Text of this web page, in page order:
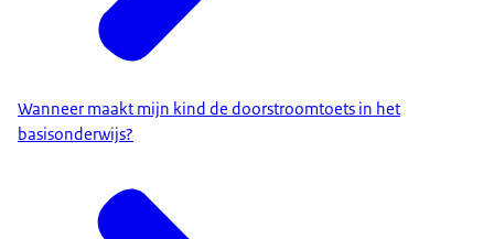
Wanneer maakt mijn kind de doorstroomtoets in het
basisonderwijs?